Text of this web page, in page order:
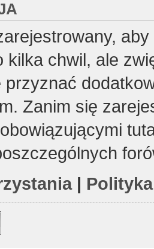
kilka chwil, ale
przyznać
Zanim się
|